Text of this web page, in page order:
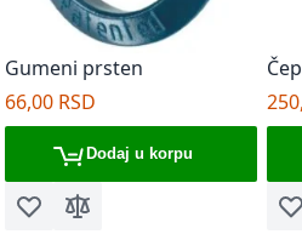
Gumeni prsten
66,00 RSD
Dodaj u korpu
Dodaj u listu želja
Dodaj za poređenje